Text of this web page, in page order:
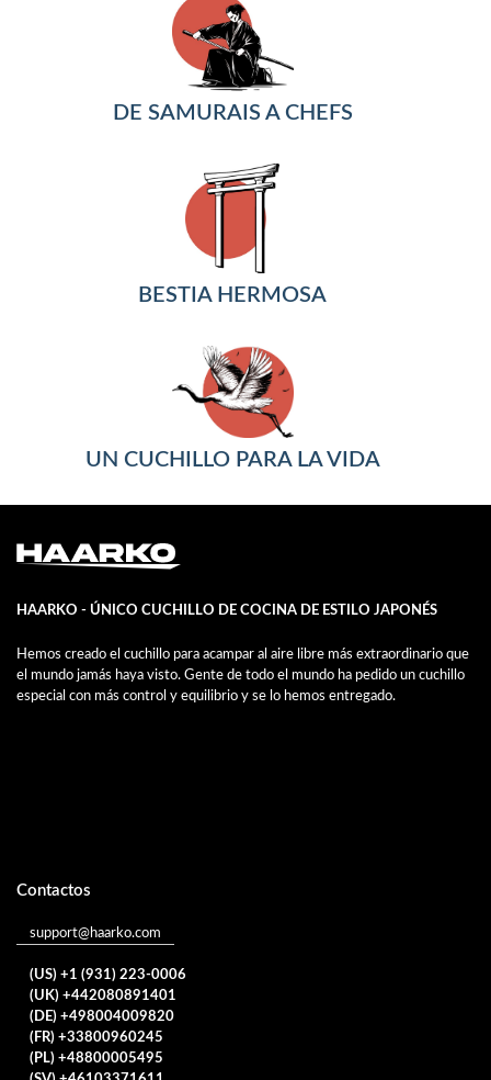
DE SAMURAIS A CHEFS
BESTIA HERMOSA
UN CUCHILLO PARA LA VIDA
HAARKO - ÚNICO CUCHILLO DE COCINA DE ESTILO JAPONÉS
Hemos creado el cuchillo para acampar al aire libre más extraordinario que
el mundo jamás haya visto. Gente de todo el mundo ha pedido un cuchillo
especial con más control y equilibrio y se lo hemos entregado.
Contactos
support@haarko.com
(US) +1 (931) 223-0006
(UK) +442080891401
(DE) +498004009820
(FR) +33800960245
(PL) +48800005495